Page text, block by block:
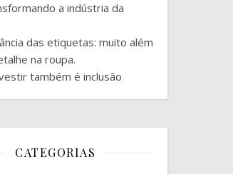
a indústria da
das etiquetas: muito além
na roupa.
também é inclusão
CATEGORIAS